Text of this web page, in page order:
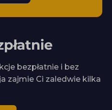
bezpłatnie i bez
zajmie Ci zaledwie kilka